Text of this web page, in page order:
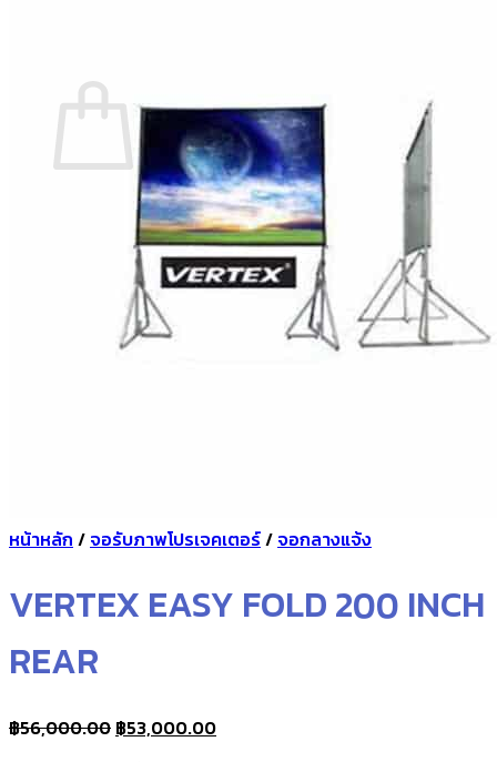
ไม่มีสินค้าในตะกร้า
กลับสู่หน้าร้านค้า
หน้าหลัก / จอรับภาพโปรเจคเตอร์/ จอกลางแจ้ง
VERTEX EASY FOLD 200 INCH
REAR
฿56,000.00 Original
฿53,000.00Current